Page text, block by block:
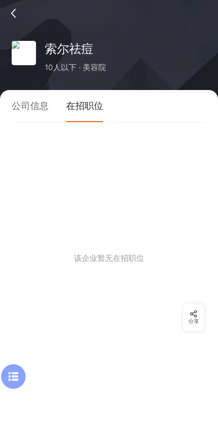
索尔祛痘
10人以下 美容院
公司信息 在招职位
该企业暂无在招职位
分享